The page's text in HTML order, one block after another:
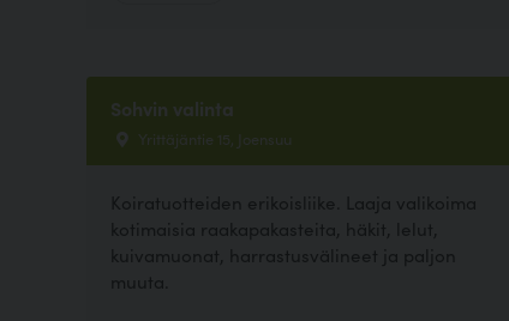
Sohvin valinta
Yrittäjäntie 15, Joensuu
Koiratuotteiden erikoisliike. Laaja valikoima
kotimaisia raakapakasteita, häkit, lelut,
kuivamuonat, harrastusvälineet ja paljon
muuta.